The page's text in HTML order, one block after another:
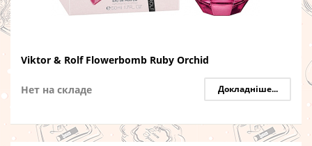
Viktor & Rolf Flowerbomb Ruby Orchid
Нет на складе Докладніше...